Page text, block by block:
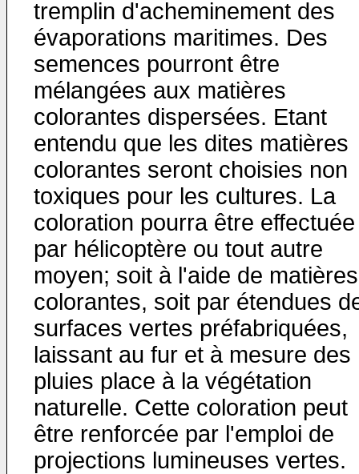
tremplin d'acheminement des
évaporations maritimes. Des
semences pourront être
mélangées aux matières
colorantes dispersées. Etant
entendu que les dites matières
colorantes seront choisies non
toxiques pour les cultures. La
coloration pourra être effectuée
par hélicoptère ou tout autre
moyen; soit à l'aide de matières
colorantes, soit par étendues
surfaces vertes préfabriquées,
laissant au fur et à mesure des
pluies place à la végétation
naturelle. Cette coloration peut
être renforcée par l'emploi de
projections lumineuses vertes.